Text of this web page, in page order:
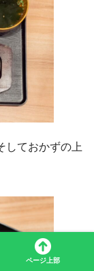
しておかずの上
ページ上部